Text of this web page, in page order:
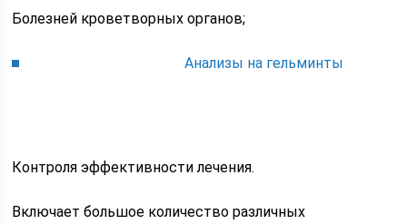
Болезней кроветворных органов;
Анализы на гельминты
Контроля эффективности лечения.
Включает большое количество различных